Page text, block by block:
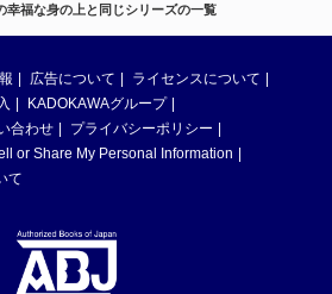
幸福な身の上と同じシリーズの一覧
広告について
ライセンスについて
KADOKAWAグループ
合わせ
プライバシーポリシー
or Share My Personal Information
て